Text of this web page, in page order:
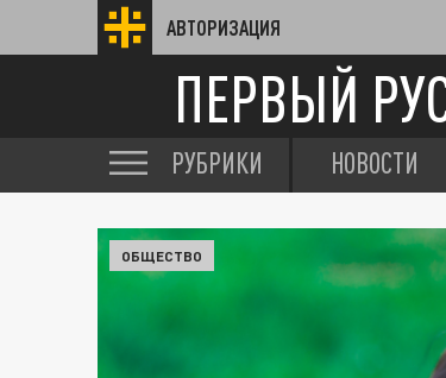
АВТОРИЗАЦИЯ
ПЕРВЫЙ
РУБРИКИ НОВОСТИ
ОБЩЕСТВО